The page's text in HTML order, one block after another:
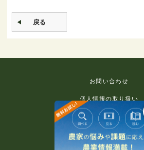
戻る
お問い合わせ
個人情報の取り扱い
免責事項
利用規約